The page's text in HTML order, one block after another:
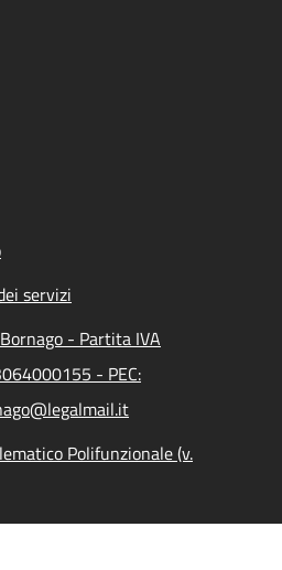
servizi
- Partita IVA
- PEC:
Polifunzionale (v.